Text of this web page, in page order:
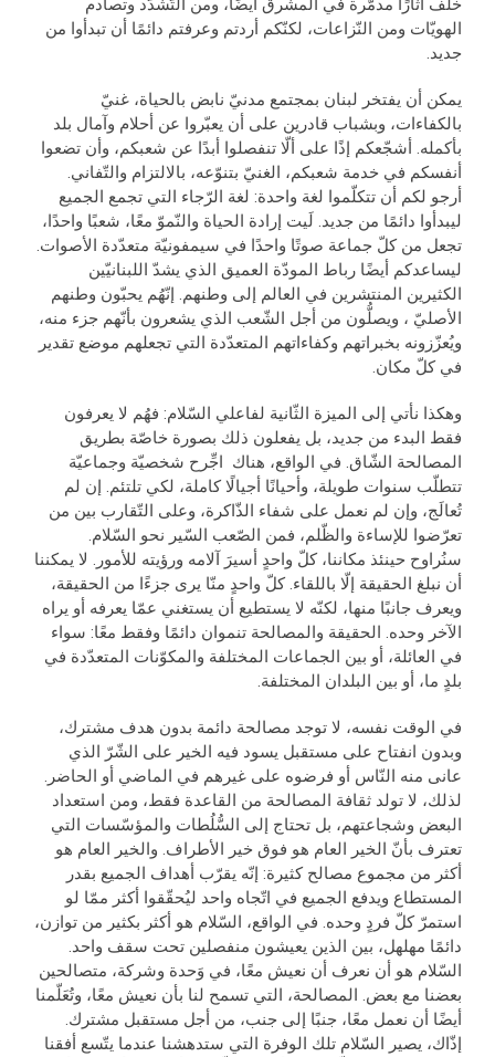
خلّف آثارًا مدمّرة في المشرق أيضًا، ومن التّشدّد وتصادم
الهويّات ومن النّزاعات، لكنّكم أردتم وعرفتم دائمًا أن تبدأوا من
جديد.
يمكن أن يفتخر لبنان بمجتمع مدنيّ نابض بالحياة، غنيّ
بالكفاءات، وبشباب قادرين على أن يعبّروا عن أحلام وآمال بلد
بأكمله. أشجّعكم إذًا على ألّا تنفصلوا أبدًا عن شعبكم، وأن تضعوا
أنفسكم في خدمة شعبكم، الغنيّ بتنوّعه، بالالتزام والتّفاني.
أرجو لكم أن تتكلّموا لغة واحدة: لغة الرّجاء التي تجمع الجميع
ليبدأوا دائمًا من جديد. لَيت إرادة الحياة والنّموّ معًا، شعبًا واحدًا،
تجعل من كلّ جماعة صوتًا واحدًا في سيمفونيّة متعدّدة الأصوات.
ليساعدكم أيضًا رباط المودّة العميق الذي يشدّ اللبنانيّين
الكثيرين المنتشرين في العالم إلى وطنهم. إنّهُم يحبّون وطنهم
الأصليّ ، ويصلُّون من أجل الشّعب الذي يشعرون بأنّهم جزء منه،
ويُعزّزونه بخبراتهم وكفاءاتهم المتعدّدة التي تجعلهم موضع تقدير
في كلّ مكان.
وهكذا نأتي إلى الميزة الثّانية لفاعلي السّلام: فهُم لا يعرفون
فقط البدء من جديد، بل يفعلون ذلك بصورة خاصّة بطريق
المصالحة الشّاق. في الواقع، هناك اجِّرح شخصيّة وجماعيّة
تتطلّب سنوات طويلة، وأحيانًا أجيالًا كاملة، لكي تلتئم. إن لم
تُعالَج، وإن لم نعمل على شفاء الذّاكرة، وعلى التّقارب بين من
تعرّضوا للإساءة والظّلم، فمن الصّعب السّير نحو السّلام.
سنُراوح حينئذ مكاننا، كلّ واحدٍ أسيرَ آلامه ورؤيته للأمور. لا يمكننا
أن نبلغ الحقيقة إلّا باللقاء. كلّ واحدٍ منّا يرى جزءًا من الحقيقة،
ويعرف جانبًا منها، لكنّه لا يستطيع أن يستغني عمّا يعرفه أو يراه
الآخر وحده. الحقيقة والمصالحة تنموان دائمًا وفقط معًا: سواء
في العائلة، أو بين الجماعات المختلفة والمكوّنات المتعدّدة في
بلدٍ ما، أو بين البلدان المختلفة.
في الوقت نفسه، لا توجد مصالحة دائمة بدون هدف مشترك،
وبدون انفتاح على مستقبل يسود فيه الخير على الشّرّ الذي
عانى منه النّاس أو فرضوه على غيرهم في الماضي أو الحاضر.
لذلك، لا تولد ثقافة المصالحة من القاعدة فقط، ومن استعداد
البعض وشجاعتهم، بل تحتاج إلى السُّلُطات والمؤسّسات التي
تعترف بأنّ الخير العام هو فوق خير الأطراف. والخير العام هو
أكثر من مجموع مصالح كثيرة: إنّه يقرّب أهداف الجميع بقدر
المستطاع ويدفع الجميع في اتّجاه واحد ليُحقّقوا أكثر ممّا لو
استمرّ كلّ فردٍ وحده. في الواقع، السّلام هو أكثر بكثير من توازن،
دائمًا مهلهل، بين الذين يعيشون منفصلين تحت سقف واحد.
السّلام هو أن نعرف أن نعيش معًا، في وَحدة وشركة، متصالحين
بعضنا مع بعض. المصالحة، التي تسمح لنا بأن نعيش معًا، وتُعَلّمنا
أيضًا أن نعمل معًا، جنبًا إلى جنب، من أجل مستقبل مشترك.
إذّاك، يصير السّلام تلك الوفرة التي ستدهشنا عندما يتّسع أفقنا